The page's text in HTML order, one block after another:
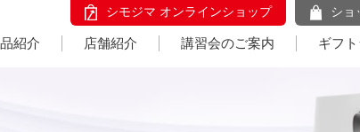
シモジマ オンラインショップ ショ
紹介 店舗紹介 講習会のご案内 ギフ